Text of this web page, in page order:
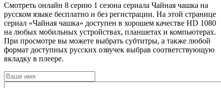
Cмотреть онлайн 8 серию 1 сезона сериала Чайная чашка на
русском языке бесплатно и без регистрации. На этой странице
сериал «Чайная чашка» доступен в хорошем качестве HD 1080
на любых мобильных устройствах, планшетах и компьютерах.
При просмотре вы можете выбрать субтитры, а также любой
формат доступных русских озвучек выбрав соответствующую
вкладку в плеере.